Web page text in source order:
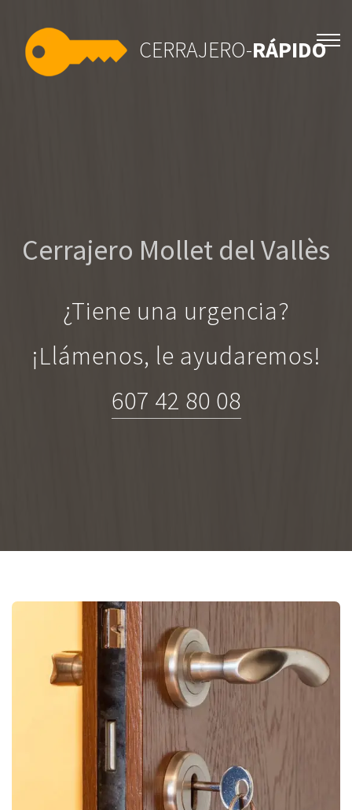
CERRAJERO-RÁPIDO
Cerrajero Mollet del Vallès
¿Tiene una urgencia?
¡Llámenos, le ayudaremos!
607 42 80 08